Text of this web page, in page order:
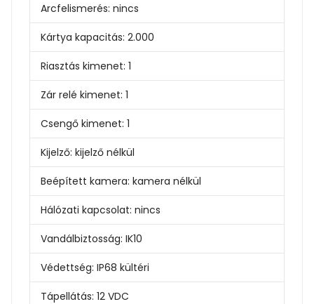
Arcfelismerés: nincs
Kártya kapacitás: 2.000
Riasztás kimenet: 1
Zár relé kimenet: 1
Csengő kimenet: 1
Kijelző: kijelző nélkül
Beépített kamera: kamera nélkül
Hálózati kapcsolat: nincs
Vandálbiztosság: IK10
Védettség: IP68 kültéri
Tápellátás: 12 VDC